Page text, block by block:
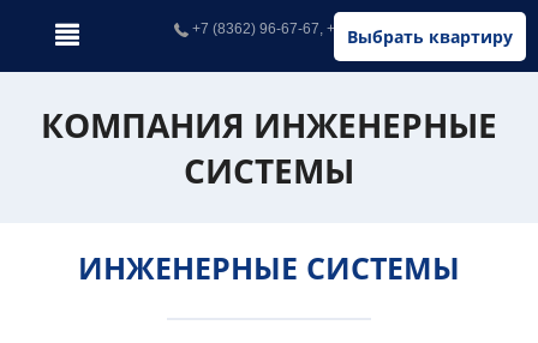
Выбрать квартиру
+7 (8362) 96-67-67, +7 (902) 326-67-67
КОМПАНИЯ ИНЖЕНЕРНЫЕ
СИСТЕМЫ
ИНЖЕНЕРНЫЕ СИСТЕМЫ